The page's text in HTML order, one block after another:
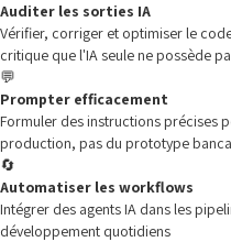
Auditer les sorties IA
Vérifier, corriger et optimiser le
critique que l'IA seule ne possède
💬
Prompter efficacement
Formuler des instructions précises
production, pas du prototype
🔄
Automatiser les workflows
Intégrer des agents IA dans les
développement quotidiens